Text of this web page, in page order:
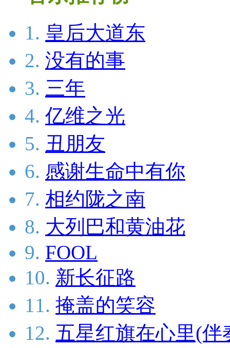
1. 皇后大道东
2. 没有的事
3. 三年
4. 亿维之光
5. 丑朋友
6. 感谢生命中有你
7. 相约陇之南
8. 大列巴和黄油花
9. FOOL
10. 新长征路
11. 掩盖的笑容
12. 五星红旗在心里(伴